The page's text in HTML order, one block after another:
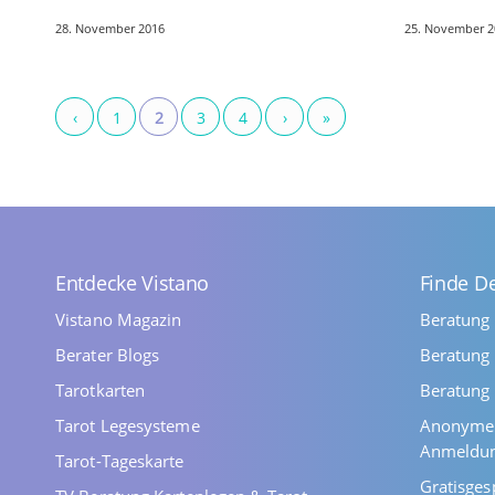
beschreibt er in der Astrologie die
28. November 2016
die Erle.
25. November
‹ 1 2 3 4 › »
Entdecke Vistano
Vistano Magazin
Berater Blogs
Tarotkarten
Tarot Legesysteme
Tarot-Tageskarte
Finde
Beratung
Beratung